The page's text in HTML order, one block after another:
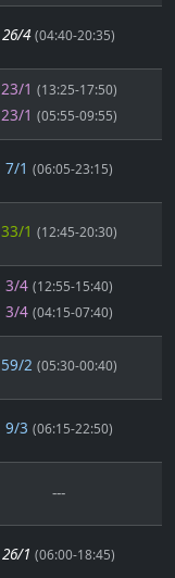
26/4 (04:40-20:35)
23/1 (13:25-17:50)
23/1 (05:55-09:55)
7/1 (06:05-23:15)
33/1 (12:45-20:30)
3/4 (12:55-15:40)
3/4 (04:15-07:40)
59/2 (05:30-00:40)
9/3 (06:15-22:50)
---
26/1 (06:00-18:45)